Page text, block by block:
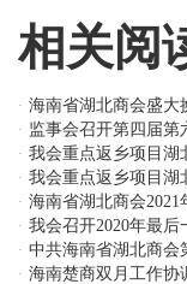
相关阅
· 海南省湖北商会盛大
· 监事会召开第四届第
· 我会重点返乡项目湖
· 我会重点返乡项目湖
· 海南省湖北商会2021
· 我会召开2020年最
· 中共海南省湖北商会
· 海南楚商双月工作协